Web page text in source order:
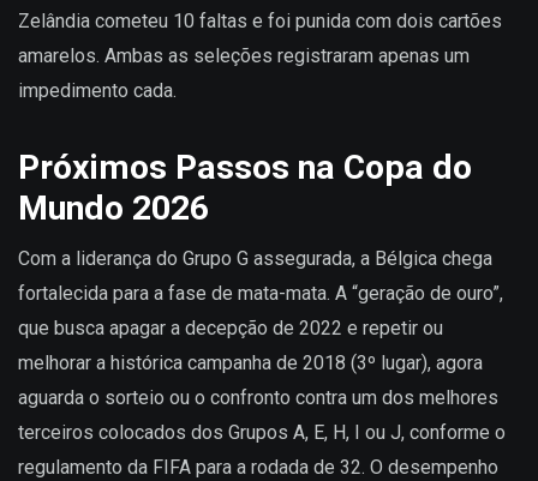
Zelândia cometeu 10 faltas e foi punida com dois cartões
amarelos. Ambas as seleções registraram apenas um
impedimento cada.
Próximos Passos na Copa do
Mundo 2026
Com a liderança do Grupo G assegurada, a Bélgica chega
fortalecida para a fase de mata-mata. A “geração de ouro”,
que busca apagar a decepção de 2022 e repetir ou
melhorar a histórica campanha de 2018 (3º lugar), agora
aguarda o sorteio ou o confronto contra um dos melhores
terceiros colocados dos Grupos A, E, H, I ou J, conforme o
regulamento da FIFA para a rodada de 32. O desempenho